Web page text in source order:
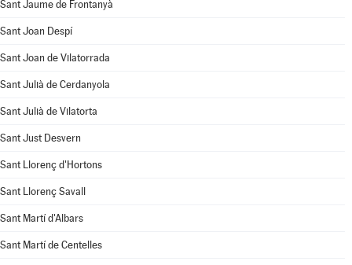
Sant Jaume de Frontanyà
Sant Joan Despí
Sant Joan de Vilatorrada
Sant Julià de Cerdanyola
Sant Julià de Vilatorta
Sant Just Desvern
Sant Llorenç d'Hortons
Sant Llorenç Savall
Sant Martí d'Albars
Sant Martí de Centelles